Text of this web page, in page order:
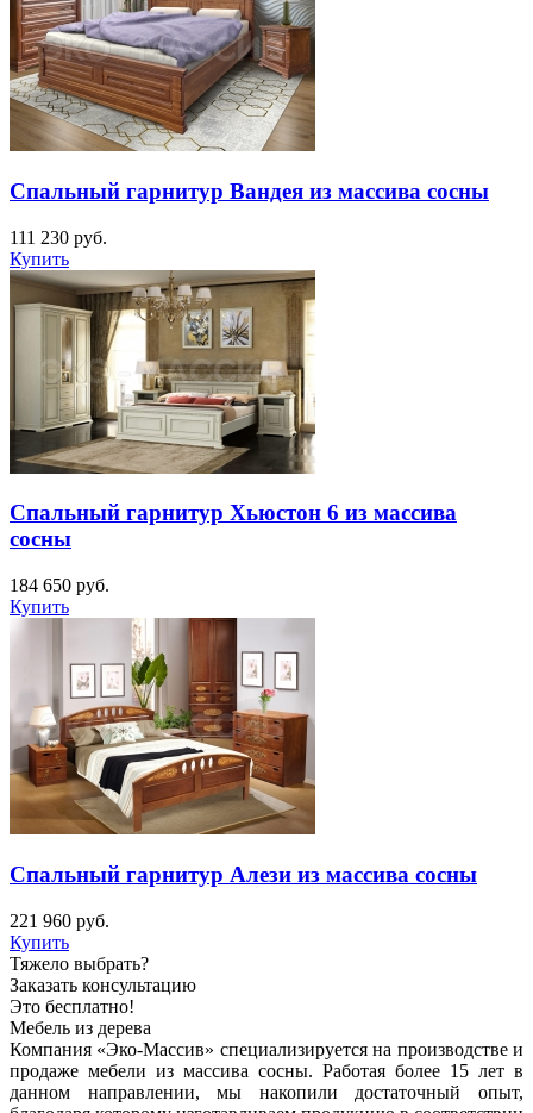
Спальный гарнитур Вандея из массива сосны
111 230 руб.
Купить
Спальный гарнитур Хьюстон 6 из массива
сосны
184 650 руб.
Купить
Спальный гарнитур Алези из массива сосны
221 960 руб.
Купить
Тяжело выбрать?
Заказать консультацию
Это бесплатно!
Мебель из дерева
Компания «Эко-Массив» специализируется на производстве и
продаже мебели из массива сосны. Работая более 15 лет в
данном направлении, мы накопили достаточный опыт,